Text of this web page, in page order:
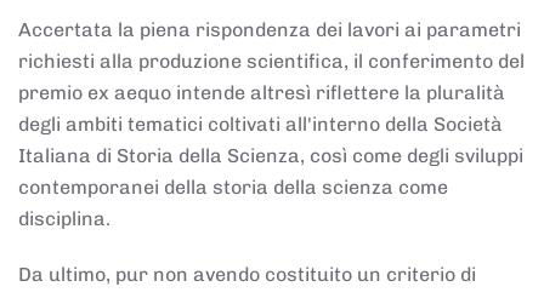
Accertata la piena rispondenza dei lavori ai parametri
richiesti alla produzione scientifica, il conferimento del
premio ex aequo intende altresì riflettere la pluralità
degli ambiti tematici coltivati all'interno della Società
Italiana di Storia della Scienza, così come degli sviluppi
contemporanei della storia della scienza come
disciplina.
Da ultimo, pur non avendo costituito un criterio di